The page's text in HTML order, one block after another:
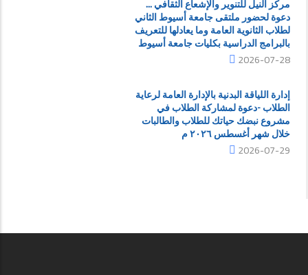
مركز النيل للتنوير والإشعاع الثقافي ...
دعوة لحضور ملتقى جامعة أسيوط الثاني
لطلاب الثانوية العامة وما يعادلها للتعريف
بالبرامج الدراسية بكليات جامعة أسيوط
2026-07-28
إدارة اللياقة البدنية بالإدارة العامة لرعاية
الطلاب -دعوة لمشاركة الطلاب في
مشروع نبضك حياتك للطلاب والطالبات
خلال شهر أغسطس ٢٠٢٦ م
2026-07-29